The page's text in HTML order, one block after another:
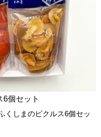
個セット
くしまのピクルス6個セッ